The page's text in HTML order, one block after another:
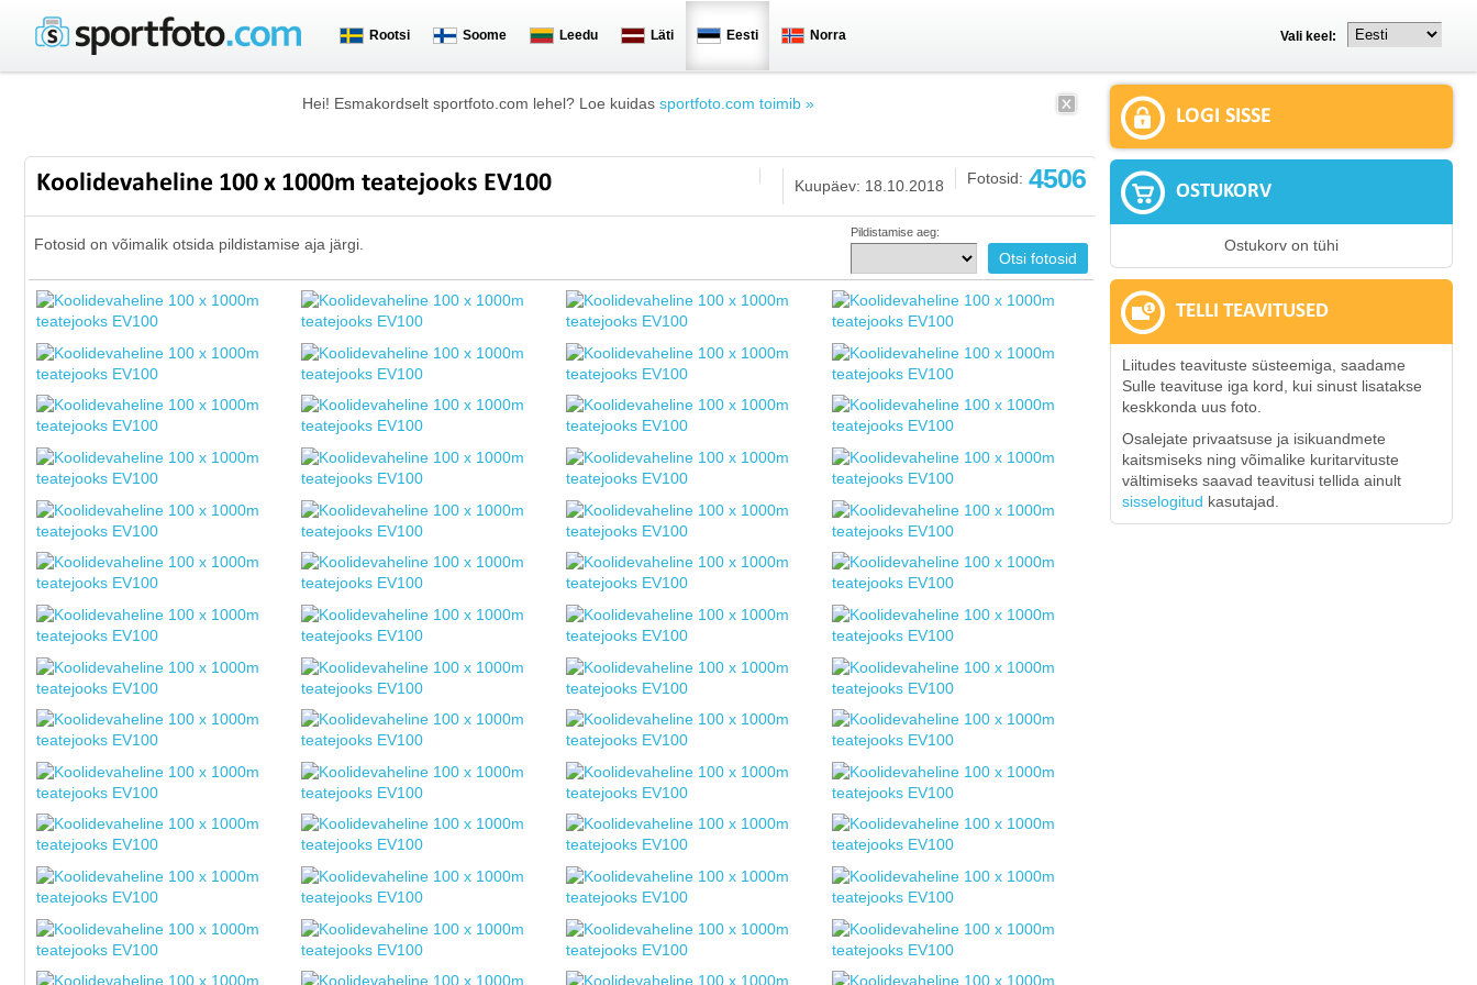
Rootsi Soome Leedu Läti Eesti Norra Vali keel:
Hei! Esmakordselt sportfoto.com lehel? Loe kuidas sportfoto.com toimib »
Koolidevaheline 100 x 1000m teatejooks EV100 Fotosid: 4506
Kuupäev: 18.10.2018
Fotosid on võimalik otsida pildistamise aja järgi.
Pildistamise aeg:
LOGI SISSE
OSTUKORV
Ostukorv on tühi
TELLI TEAVITUSED
Liitudes teavituste süsteemiga, saadame
Sulle teavituse iga kord, kui sinust lisatakse
keskkonda uus foto.
Osalejate privaatsuse ja isikuandmete
kaitsmiseks ning võimalike kuritarvituste
vältimiseks saavad teavitusi tellida ainult
sisselogitud kasutajad.